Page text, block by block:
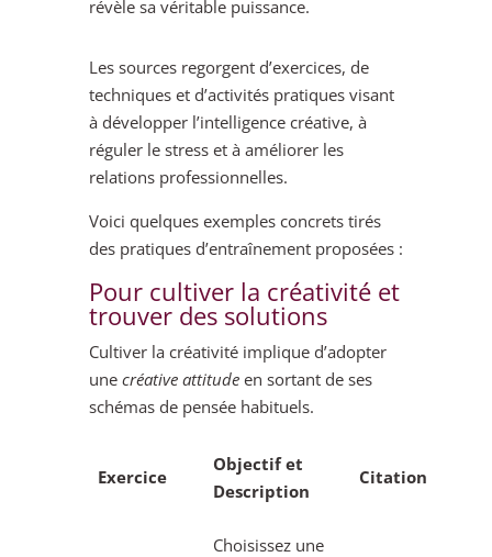
révèle sa véritable puissance.
Les sources regorgent d’exercices, de
techniques et d’activités pratiques visant
à développer l’intelligence créative, à
réguler le stress et à améliorer les
relations professionnelles.
Voici quelques exemples concrets tirés
des pratiques d’entraînement proposées :
Pour cultiver la créativité et
trouver des solutions
Cultiver la créativité implique d’adopter
une créative attitudeen sortant de ses
schémas de pensée habituels.
Exercice
Objectif et
Description
Citation
Choisissez une